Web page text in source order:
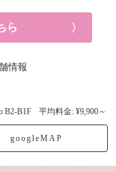
ら
情報
B2-B1F 平均料金: ¥9,900～
googleMAP